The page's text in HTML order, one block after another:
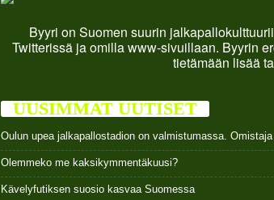
Byyri on Suomen suurin
Twitterissä ja omilla www-sivuillaan. Byyrin
tietämään lisää
UUSIMMAT UUTISET
Oulun upea jalkapallostadion on valmistumassa.
Olemmeko me kaksikymmentäkuusi?
Kävelyfutiksen suosio kasvaa Suomessa